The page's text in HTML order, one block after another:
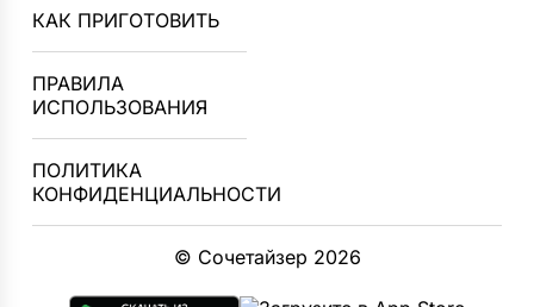
КАК ПРИГОТОВИТЬ
ПРАВИЛА
ИСПОЛЬЗОВАНИЯ
ПОЛИТИКА
КОНФИДЕНЦИАЛЬНОСТИ
© Сочетайзер 2026